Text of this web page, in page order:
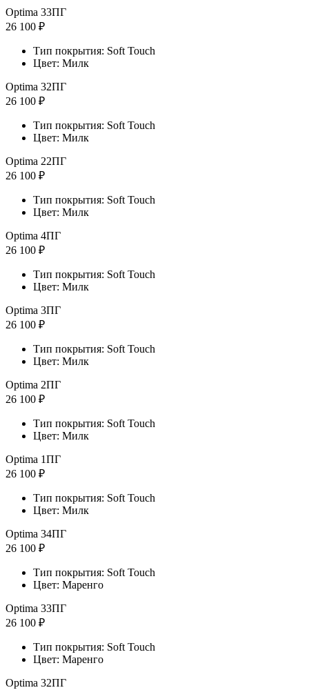
Optima 33ПГ
26 100 ₽
Тип покрытия: Soft Touch
Цвет: Милк
Optima 32ПГ
26 100 ₽
Тип покрытия: Soft Touch
Цвет: Милк
Optima 22ПГ
26 100 ₽
Тип покрытия: Soft Touch
Цвет: Милк
Optima 4ПГ
26 100 ₽
Тип покрытия: Soft Touch
Цвет: Милк
Optima 3ПГ
26 100 ₽
Тип покрытия: Soft Touch
Цвет: Милк
Optima 2ПГ
26 100 ₽
Тип покрытия: Soft Touch
Цвет: Милк
Optima 1ПГ
26 100 ₽
Тип покрытия: Soft Touch
Цвет: Милк
Optima 34ПГ
26 100 ₽
Тип покрытия: Soft Touch
Цвет: Маренго
Optima 33ПГ
26 100 ₽
Тип покрытия: Soft Touch
Цвет: Маренго
Optima 32ПГ